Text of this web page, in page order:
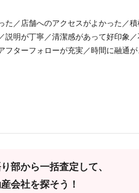
／店舗へのアクセスがよかった／
明が丁寧／清潔感があって好印象
ターフォローが充実／時間に融通
部から一括査定して、
会社を探そう！